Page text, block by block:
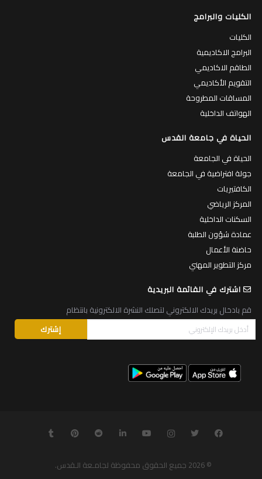
الكليات والبرامج
الكليات
البرامج الاكاديمية
الطاقم الاكاديمي
التقويم الأكاديمي
المساقات المطروحة
الهواتف الداخلية
الحياة في جامعة القدس
الحياة في الجامعة
جولة افتراضية في الجامعة
الكافتيريات
المركز الرياضي
السكنات الداخلية
عمادة شؤون الطلبة
حاضنة الأعمال
مركز التطوير المهني
اشترك في القائمة البريدية
قم بادخال بريدك الالكتروني لتصلك النشرة الالكترونية بانتظام
© 2026 جميع الحقوق محفوظة لجامـعة الـقدس.